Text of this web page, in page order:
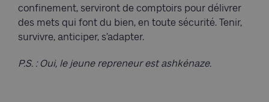
confinement, serviront de comptoirs pour délivrer
des mets qui font du bien, en toute sécurité. Tenir,
survivre, anticiper, s’adapter.
P.S. : Oui, le jeune repreneur est ashkénaze.